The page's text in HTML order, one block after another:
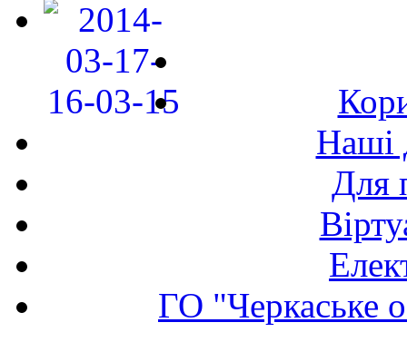
Наші
Для
ГО "Черкаське